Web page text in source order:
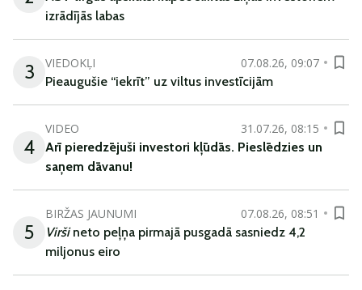
izrādījās labas
3 VIEDOKĻI
07.08.26, 09:07
Pieaugušie “iekrīt” uz viltus investīcijām
4
VIDEO
31.07.26, 08:15
Arī pieredzējuši investori kļūdās. Pieslēdzies un
saņem dāvanu!
5
BIRŽAS JAUNUMI
07.08.26, 08:51
Viršineto peļņa pirmajā pusgadā sasniedz 4,2
miljonus eiro